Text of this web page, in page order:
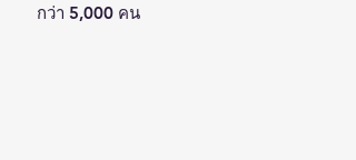
กว่า 5,000 คน